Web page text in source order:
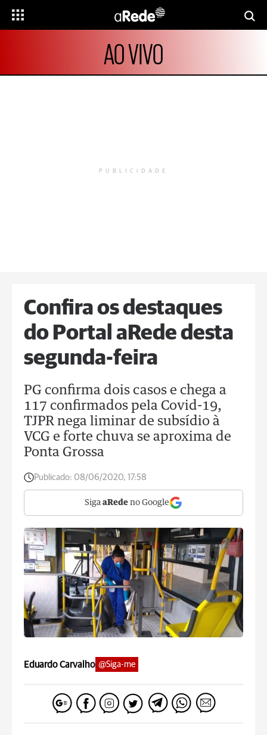
AO VIVO
PUBLICIDADE
Confira os destaques
do Portal aRede desta
segunda-feira
PG confirma dois casos e chega a
117 confirmados pela Covid-19,
TJPR nega liminar de subsídio à
VCG e forte chuva se aproxima de
Ponta Grossa
Publicado: 08/06/2020, 17:58
Siga aRede no Google
Eduardo Carvalho @Siga-me